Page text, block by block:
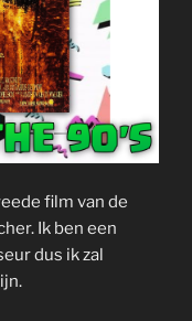
film van de
Ik ben een
dus ik zal